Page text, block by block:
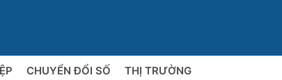
CHUYỂN ĐỔI SỐ THỊ TRƯỜNG